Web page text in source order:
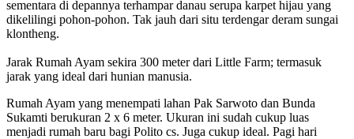
sementara di depannya terhampar danau serupa karpet hijau yang
dikelilingi pohon-pohon. Tak jauh dari situ terdengar deram sungai
klontheng.
Jarak Rumah Ayam sekira 300 meter dari Little Farm; termasuk
jarak yang ideal dari hunian manusia.
Rumah Ayam yang menempati lahan Pak Sarwoto dan Bunda
Sukamti berukuran 2 x 6 meter. Ukuran ini sudah cukup luas
menjadi rumah baru bagi Polito cs. Juga cukup ideal. Pagi hari